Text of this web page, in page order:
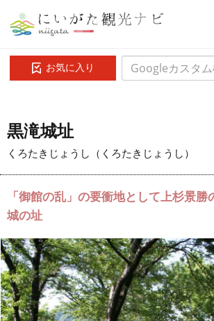
お気に入り
黒滝城址
くろたきじょうし（くろたきじょうし）
「御館の乱」の要衝地として上杉景勝
城の址